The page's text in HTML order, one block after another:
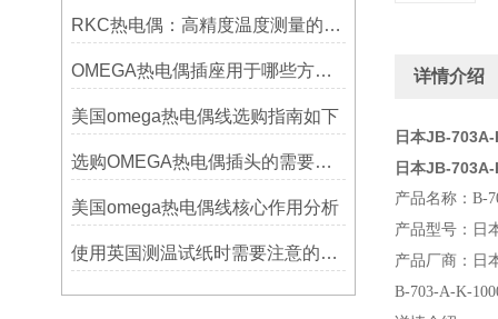
RKC热电偶：高精度温度测量的理想选择
OMEGA热电偶插座用于哪些方面？
美国omega热电偶线选购指南如下
选购OMEGA热电偶插头的需要考虑哪些问题？
美国omega热电偶线核心作用分析
使用英国测温试纸时需要注意的事项
详情介绍
日本JB-
日本JB-
产品名称：B-
产品型号：日
产品厂商：日
B-703-A-K-